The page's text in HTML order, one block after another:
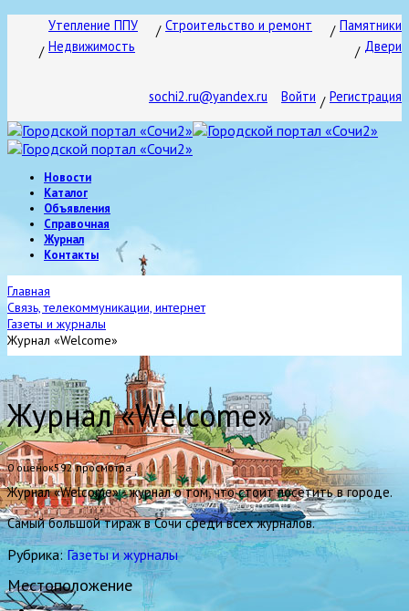
Утепление ППУ Строительство и ремонт
Памятники
Недвижимость
Двери
sochi2.ru@yandex.ru Войти Регистрация
Новости
Каталог
Объявления
Справочная
Журнал
Контакты
Главная
Связь, телекоммуникации, интернет
Газеты и журналы
Журнал «Welcome»
Журнал «Welcome»
0 оценок592просмотра
Журнал «Welcome» - журнал о том, что стоит посетить в городе.
Самый большой тираж в Сочи среди всех журналов.
Рубрика: Газеты и журналы
Местоположение